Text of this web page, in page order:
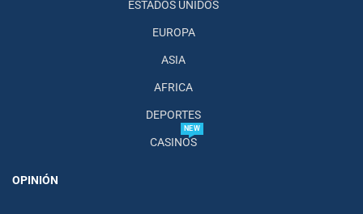
ESTADOS UNIDOS
EUROPA
ASIA
AFRICA
DEPORTES
CASINOS
NEW
OPINIÓN